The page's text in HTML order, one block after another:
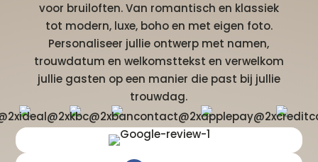
voor bruiloften. Van romantisch en klassiek
tot modern, luxe, boho en met eigen foto.
Personaliseer jullie ontwerp met namen,
trouwdatum en welkomsttekst en verwelkom
jullie gasten op een manier die past bij jullie
trouwdag.